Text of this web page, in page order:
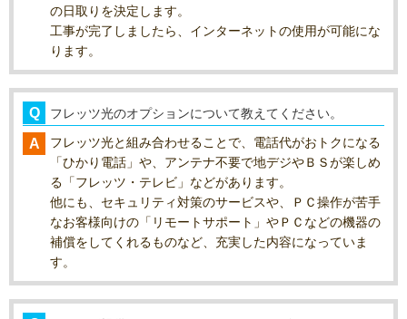
の日取りを決定します。
工事が完了しましたら、インターネットの使用が可能にな
ります。
フレッツ光のオプションについて教えてください。
フレッツ光と組み合わせることで、電話代がおトクになる
「ひかり電話」や、アンテナ不要で地デジやＢＳが楽しめ
る「フレッツ・テレビ」などがあります。
他にも、セキュリティ対策のサービスや、ＰＣ操作が苦手
なお客様向けの「リモートサポート」やＰＣなどの機器の
補償をしてくれるものなど、充実した内容になっていま
す。